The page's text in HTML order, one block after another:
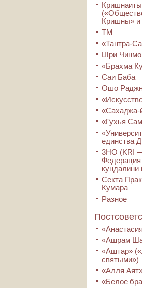
Кришнаиты
Кришны» и
ТМ
«Тантра-
Шри
«Брахма
Саи Баба
Ошо
«Сахаджа-
«Гухья
единства
3HO (KRI
кундалини
Секта
Кумара
Разное
«Ашрам
«Аштар»
святыми»)
«Алля
«Белое